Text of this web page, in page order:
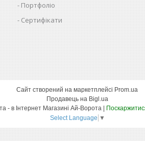
Портфоліо
Сертифікати
Сайт створений на маркетплейсі Prom.ua
Продавець на Bigl.ua
Select Language ▼